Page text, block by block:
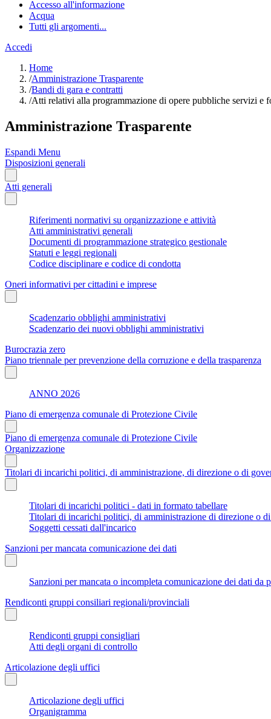
Accesso all'informazione
Acqua
Tutti gli argomenti...
Accedi
Home
/Amministrazione Trasparente
/Bandi di gara e contratti
/Atti relativi alla programmazione di opere pubbliche servizi e
Amministrazione Trasparente
Espandi Menu
Disposizioni generali
Atti generali
Riferimenti normativi su organizzazione e attività
Atti amministrativi generali
Documenti di programmazione strategico gestionale
Statuti e leggi regionali
Codice disciplinare e codice di condotta
Oneri informativi per cittadini e imprese
Scadenzario obblighi amministrativi
Scadenzario dei nuovi obblighi amministrativi
Burocrazia zero
Piano triennale per prevenzione della corruzione e della trasparenza
ANNO 2026
Piano di emergenza comunale di Protezione Civile
Piano di emergenza comunale di Protezione Civile
Organizzazione
Titolari di incarichi politici, di amministrazione, di direzione o di
Titolari di incarichi politici - dati in formato tabellare
Titolari di incarichi politici, di amministrazione di direzione o
Soggetti cessati dall'incarico
Sanzioni per mancata comunicazione dei dati
Sanzioni per mancata o incompleta comunicazione dei dati
Rendiconti gruppi consiliari regionali/provinciali
Rendiconti gruppi consigliari
Atti degli organi di controllo
Articolazione degli uffici
Articolazione degli uffici
Organigramma